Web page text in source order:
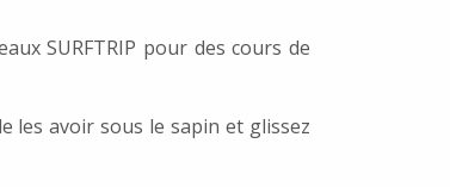
SURFTRIP pour des cours de
les avoir sous le sapin et glissez